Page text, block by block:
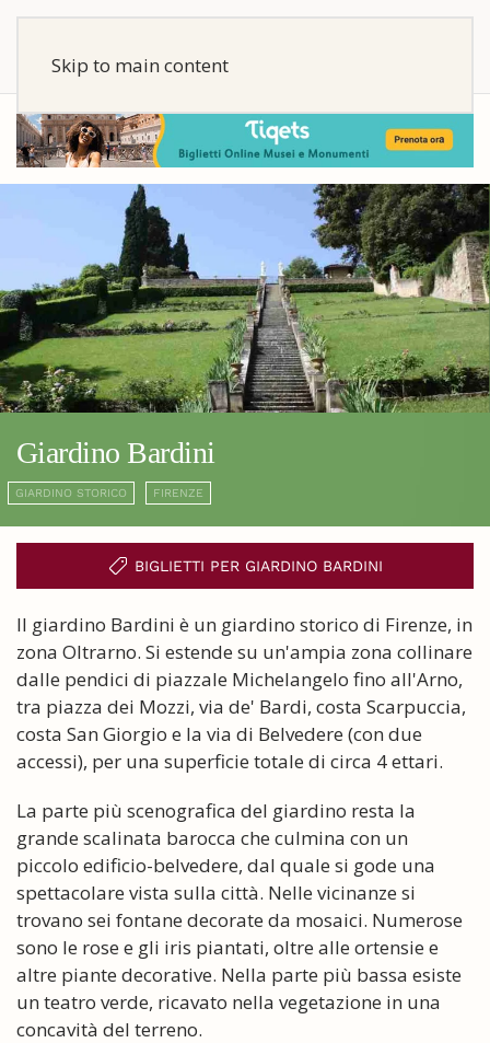
Skip to main content
Giardino Bardini
GIARDINO STORICO FIRENZE
BIGLIETTI PER GIARDINO BARDINI
Il giardino Bardini è un giardino storico di Firenze, in
zona Oltrarno. Si estende su un'ampia zona collinare
dalle pendici di piazzale Michelangelo fino all'Arno,
tra piazza dei Mozzi, via de' Bardi, costa Scarpuccia,
costa San Giorgio e la via di Belvedere (con due
accessi), per una superficie totale di circa 4 ettari.
La parte più scenografica del giardino resta la
grande scalinata barocca che culmina con un
piccolo edificio-belvedere, dal quale si gode una
spettacolare vista sulla città. Nelle vicinanze si
trovano sei fontane decorate da mosaici. Numerose
sono le rose e gli iris piantati, oltre alle ortensie e
altre piante decorative. Nella parte più bassa esiste
un teatro verde, ricavato nella vegetazione in una
concavità del terreno.